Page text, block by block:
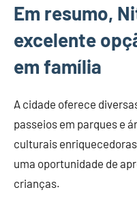
Em resumo,
excelente
em família
A cidade oferece
passeios em parques e
culturais
uma oportunidade de
crianças.